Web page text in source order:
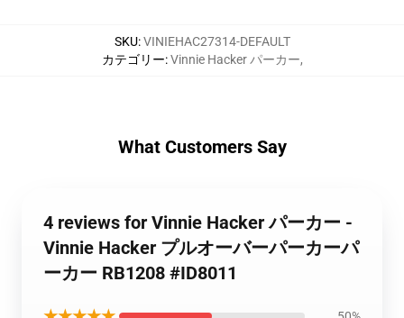
SKU:VINIEHAC27314-DEFAULT
カテゴリー:Vinnie Hacker パーカー,
What Customers Say
4 reviews for Vinnie Hacker パーカー -
Vinnie Hacker プルオーバーパーカーパ
ーカー RB1208 #ID8011